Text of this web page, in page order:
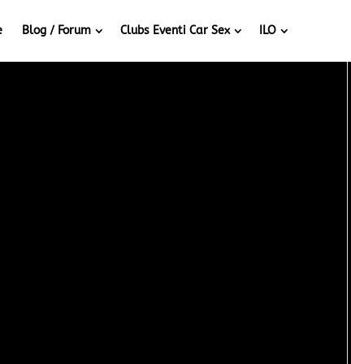
Blog / Forum Clubs Eventi Car Sex ILO